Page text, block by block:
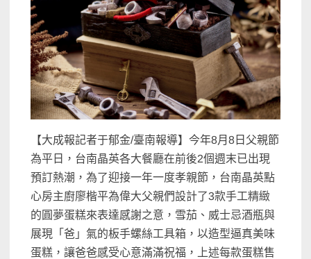
【大成報記者于郁金/臺南報導】今年8月8日父親節
為平日，台南晶英各大餐廳在前後2個週末已出現
預訂熱潮，為了迎接一年一度孝親節，台南晶英點
心房主廚廖楷平為偉大父親們設計了3款手工精緻
的圓夢蛋糕來表達感謝之意，雪茄、威士忌酒瓶與
展現「爸」氣的板手螺絲工具箱，以造型逼真美味
蛋糕，讓爸爸感受心意滿滿祝福，上述每款蛋糕售